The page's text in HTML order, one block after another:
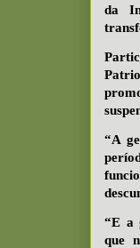
da
“A
“E a
que